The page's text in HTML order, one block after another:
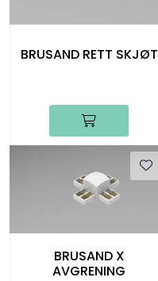
BRUSAND RETT SKJØT
BRUSAND X
AVGRENING